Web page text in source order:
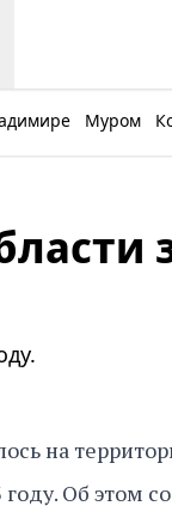
Муром
на
Об этом